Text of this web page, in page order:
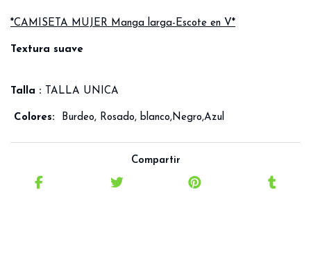
*CAMISETA MUJER Manga larga-Escote en V*
Textura suave
Talla : TALLA UNICA
Colores: Burdeo, Rosado, blanco,Negro,Azul
Compartir